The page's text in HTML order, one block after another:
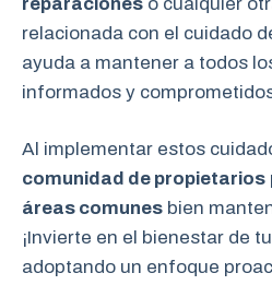
relacionada con el cuidado
ayuda a mantener a todos
informados y
Al implementar estos
comunidad de propietarios
áreas comunes bien
¡Invierte en el bienestar de tu
adoptando un enfoque